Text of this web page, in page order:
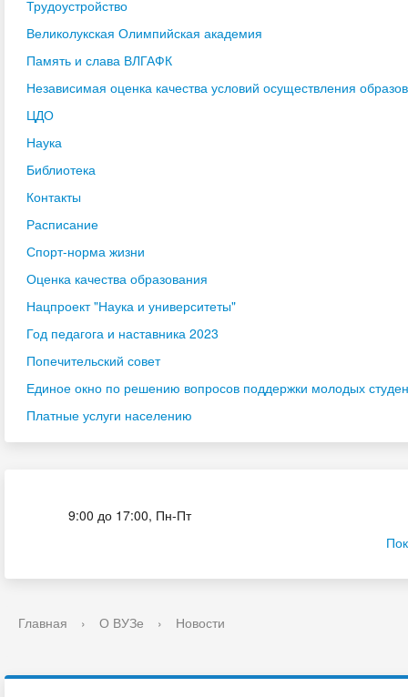
Трудоустройство
Великолукская Олимпийская академия
Память и слава ВЛГАФК
Независимая оценка качества условий осуществления
ЦДО
Наука
Библиотека
Контакты
Расписание
Спорт-норма жизни
Оценка качества образования
Нацпроект "Наука и университеты"
Год педагога и наставника 2023
Попечительский совет
Единое окно по решению вопросов поддержки молодых
Платные услуги населению
9:00 до 17:00, Пн-Пт
Главная › О ВУЗе › Новости